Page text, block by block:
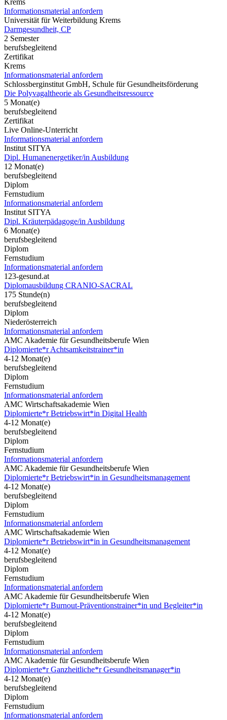
Krems
Informationsmaterial anfordern
Universität für Weiterbildung Krems
Darmgesundheit, CP
2 Semester
berufsbegleitend
Zertifikat
Krems
Informationsmaterial anfordern
Schlossberginstitut GmbH, Schule für Gesundheitsförderung
Die Polyvagaltheorie als Gesundheitsressource
5 Monat(e)
berufsbegleitend
Zertifikat
Live Online-Unterricht
Informationsmaterial anfordern
Institut SITYA
Dipl. Humanenergetiker/in Ausbildung
12 Monat(e)
berufsbegleitend
Diplom
Fernstudium
Informationsmaterial anfordern
Institut SITYA
Dipl. Kräuterpädagoge/in Ausbildung
6 Monat(e)
berufsbegleitend
Diplom
Fernstudium
Informationsmaterial anfordern
123-gesund.at
Diplomausbildung CRANIO-SACRAL
175 Stunde(n)
berufsbegleitend
Diplom
Niederösterreich
Informationsmaterial anfordern
AMC Akademie für Gesundheitsberufe Wien
Diplomierte*r Achtsamkeitstrainer*in
4-12 Monat(e)
berufsbegleitend
Diplom
Fernstudium
Informationsmaterial anfordern
AMC Wirtschaftsakademie Wien
Diplomierte*r Betriebswirt*in Digital Health
4-12 Monat(e)
berufsbegleitend
Diplom
Fernstudium
Informationsmaterial anfordern
AMC Akademie für Gesundheitsberufe Wien
Diplomierte*r Betriebswirt*in in Gesundheitsmanagement
4-12 Monat(e)
berufsbegleitend
Diplom
Fernstudium
Informationsmaterial anfordern
AMC Wirtschaftsakademie Wien
Diplomierte*r Betriebswirt*in in Gesundheitsmanagement
4-12 Monat(e)
berufsbegleitend
Diplom
Fernstudium
Informationsmaterial anfordern
AMC Akademie für Gesundheitsberufe Wien
Diplomierte*r Burnout-Präventionstrainer*in und Begleiter*in
4-12 Monat(e)
berufsbegleitend
Diplom
Fernstudium
Informationsmaterial anfordern
AMC Akademie für Gesundheitsberufe Wien
Diplomierte*r Ganzheitliche*r Gesundheitsmanager*in
4-12 Monat(e)
berufsbegleitend
Diplom
Fernstudium
Informationsmaterial anfordern